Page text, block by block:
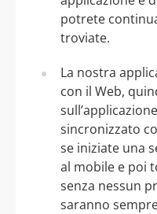
potrete
troviate.
La nostra
con il Web,
sincronizzato
se iniziate una
al mobile e poi
senza nessun
saranno